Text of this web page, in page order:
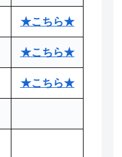
★こちら★
★こちら★
★こちら★